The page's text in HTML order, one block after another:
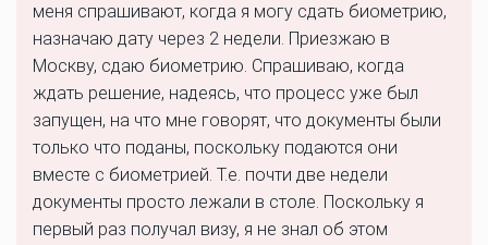
меня спрашивают, когда я могу сдать биометрию,
назначаю дату через 2 недели. Приезжаю в
Москву, сдаю биометрию. Спрашиваю, когда
ждать решение, надеясь, что процесс уже был
запущен, на что мне говорят, что документы были
только что поданы, поскольку подаются они
вместе с биометрией. Т.е. почти две недели
документы просто лежали в столе. Поскольку я
первый раз получал визу, я не знал об этом